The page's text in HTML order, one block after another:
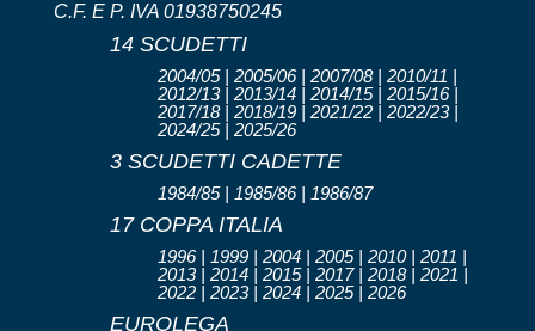
C.F. E P. IVA 01938750245
14 SCUDETTI
2004/05 | 2005/06 | 2007/08 | 2010/11 |
2012/13 | 2013/14 | 2014/15 | 2015/16 |
2017/18 | 2018/19 | 2021/22 | 2022/23 |
2024/25 | 2025/26
3 SCUDETTI CADETTE
1984/85 | 1985/86 | 1986/87
17 COPPA ITALIA
1996 | 1999 | 2004 | 2005 | 2010 | 2011 |
2013 | 2014 | 2015 | 2017 | 2018 | 2021 |
2022 | 2023 | 2024 | 2025 | 2026
EUROLEGA